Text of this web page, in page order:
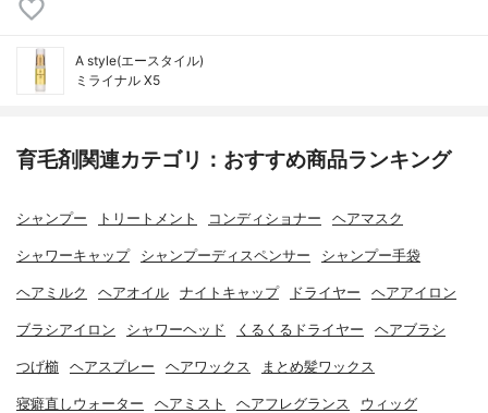
A style(エースタイル)
ミライナル X5
育毛剤関連カテゴリ：おすすめ商品ランキング
シャンプー トリートメント コンディショナー ヘアマスク
シャワーキャップ シャンプーディスペンサー シャンプー手袋
ヘアミルク ヘアオイル ナイトキャップ ドライヤー ヘアアイロン
ブラシアイロン シャワーヘッド くるくるドライヤー ヘアブラシ
つげ櫛 ヘアスプレー ヘアワックス まとめ髪ワックス
寝癖直しウォーター ヘアミスト ヘアフレグランス ウィッグ